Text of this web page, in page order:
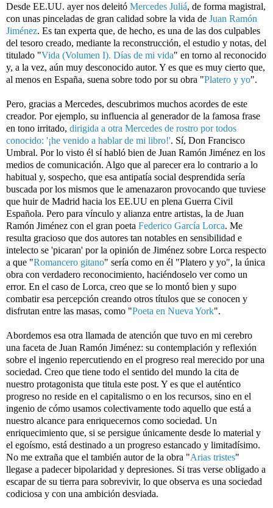
Desde EE.UU. ayer nos deleitó Mercedes Juliá, de forma magistral,
con unas pinceladas de gran calidad sobre la vida de Juan Ramón
Jiménez. Es tan experta que, de hecho, es una de las dos culpables
del tesoro creado, mediante la reconstrucción, el estudio y notas, del
titulado "Vida (Volumen I). Días de mi vida" en torno al reconocido
y, a la vez, aún muy desconocido autor. Y es que es muy cierto que,
al menos en España, suena sobre todo por su obra "Platero y yo".
Pero, gracias a Mercedes, descubrimos muchos acordes de este
creador. Por ejemplo, su influencia al generador de la famosa frase
en tono irritado, dirigida a otra Mercedes de rostro por todos
conocido: '¡he venido a hablar de mi libro!'. Sí, Don Francisco
Umbral. Por lo visto él sí habló bien de Juan Ramón Jiménez en los
medios de comunicación. Algo que al parecer era lo contrario a lo
habitual y, sospecho, que esa antipatía social desprendida sería
buscada por los mismos que le amenazaron provocando que tuviese
que huir de Madrid hacia los EE.UU en plena Guerra Civil
Española. Pero para vínculo y alianza entre artistas, la de Juan
Ramón Jiménez con el gran poeta Federico García Lorca. Me
resulta gracioso que dos autores tan notables en sensibilidad e
intelecto se 'picaran' por la opinión de Jiménez sobre Lorca respecto
a que "Romancero gitano" sería como en él "Platero y yo", la única
obra con verdadero reconocimiento, haciéndoselo ver como un
error. En el caso de Lorca, creo que se lo montó bien y supo
combatir esa percepción creando otros títulos que se conocen y
disfrutan entre las masas, como "Poeta en Nueva York".
Abordemos esa otra llamada de atención que tuvo en mi cerebro
una faceta de Juan Ramón Jiménez: su contemplación y reflexión
sobre el ingenio repercutiendo en el progreso real merecido por una
sociedad. Creo que tiene todo el sentido del mundo la cita de
nuestro protagonista que titula este post. Y es que el auténtico
progreso no reside en el capitalismo o en los recursos, sino en el
ingenio de cómo usamos colectivamente todo aquello que está a
nuestro alcance para enriquecernos como sociedad. Un
enriquecimiento que, si se persigue únicamente desde lo material y
el egoísmo, está destinado a un progreso estancado y limitadísimo.
No me extraña que el también autor de la obra "Arias tristes"
llegase a padecer bipolaridad y depresiones. Si tras verse obligado a
escapar de su tierra para sobrevivir, lo que observa es una sociedad
codiciosa y con una ambición desviada.